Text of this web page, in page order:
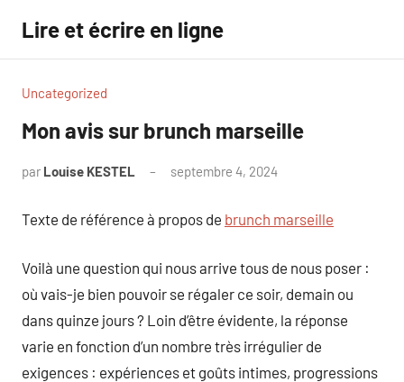
contenu
Lire et écrire en ligne
Uncategorized
Mon avis sur brunch marseille
par Louise KESTEL septembre 4, 2024
Texte de référence à propos de brunch marseille
Voilà une question qui nous arrive tous de nous poser :
où vais-je bien pouvoir se régaler ce soir, demain ou
dans quinze jours ? Loin d’être évidente, la réponse
varie en fonction d’un nombre très irrégulier de
exigences : expériences et goûts intimes, progressions